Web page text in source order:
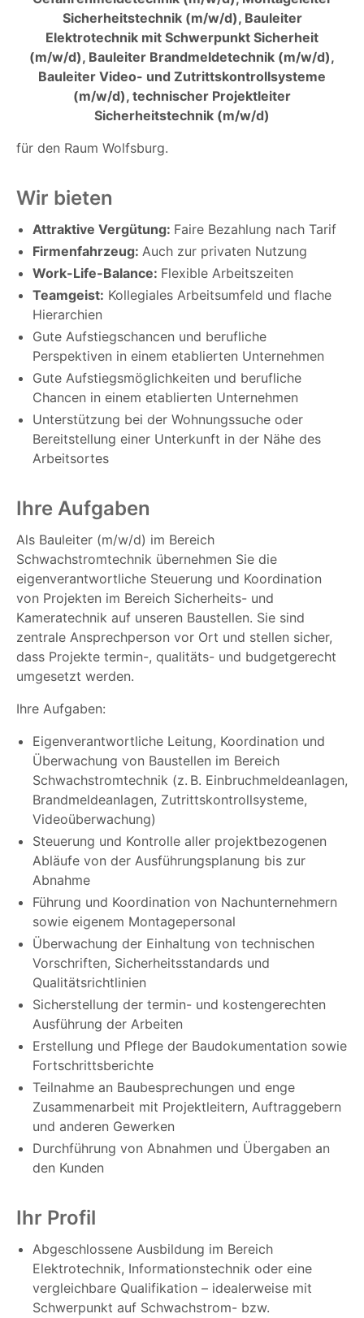
Sicherheitstechnik (m/w/d), Bauleiter
Elektrotechnik mit Schwerpunkt Sicherheit
(m/w/d), Bauleiter Brandmeldetechnik (m/w/d),
Bauleiter Video- und Zutrittskontrollsysteme
(m/w/d), technischer Projektleiter
Sicherheitstechnik (m/w/d)
für den Raum Wolfsburg.
Wir bieten
Attraktive Vergütung: Faire Bezahlung nach Tarif
Firmenfahrzeug: Auch zur privaten Nutzung
Work-Life-Balance: Flexible Arbeitszeiten
Teamgeist: Kollegiales Arbeitsumfeld und flache
Hierarchien
Gute Aufstiegschancen und berufliche
Perspektiven in einem etablierten Unternehmen
Gute Aufstiegsmöglichkeiten und berufliche
Chancen in einem etablierten Unternehmen
Unterstützung bei der Wohnungssuche oder
Bereitstellung einer Unterkunft in der Nähe des
Arbeitsortes
Ihre Aufgaben
Als Bauleiter (m/w/d) im Bereich
Schwachstromtechnik übernehmen Sie die
eigenverantwortliche Steuerung und Koordination
von Projekten im Bereich Sicherheits- und
Kameratechnik auf unseren Baustellen. Sie sind
zentrale Ansprechperson vor Ort und stellen sicher,
dass Projekte termin-, qualitäts- und budgetgerecht
umgesetzt werden.
Ihre Aufgaben:
Eigenverantwortliche Leitung, Koordination und
Überwachung von Baustellen im Bereich
Schwachstromtechnik (z. B. Einbruchmeldeanlagen,
Brandmeldeanlagen, Zutrittskontrollsysteme,
Videoüberwachung)
Steuerung und Kontrolle aller projektbezogenen
Abläufe von der Ausführungsplanung bis zur
Abnahme
Führung und Koordination von Nachunternehmern
sowie eigenem Montagepersonal
Überwachung der Einhaltung von technischen
Vorschriften, Sicherheitsstandards und
Qualitätsrichtlinien
Sicherstellung der termin- und kostengerechten
Ausführung der Arbeiten
Erstellung und Pflege der Baudokumentation sowie
Fortschrittsberichte
Teilnahme an Baubesprechungen und enge
Zusammenarbeit mit Projektleitern, Auftraggebern
und anderen Gewerken
Durchführung von Abnahmen und Übergaben an
den Kunden
Ihr Profil
Abgeschlossene Ausbildung im Bereich
Elektrotechnik, Informationstechnik oder eine
vergleichbare Qualifikation – idealerweise mit
Schwerpunkt auf Schwachstrom- bzw.